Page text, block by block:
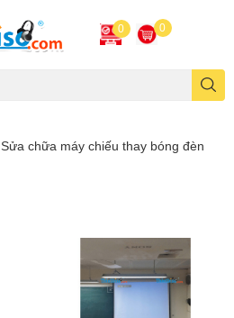
0 0
Sửa chữa máy chiếu thay bóng đèn